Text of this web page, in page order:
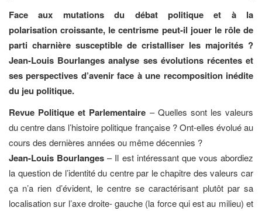
Face aux mutations du débat politique et à la
polarisation croissante, le centrisme peut-il jouer le rôle de
parti charnière susceptible de cristalliser les majorités ?
Jean-Louis Bourlanges analyse ses évolutions récentes et
ses perspectives d’avenir face à une recomposition inédite
du jeu politique.
Revue Politique et Parlementaire – Quelles sont les valeurs
du centre dans l’histoire politique française ? Ont-elles évolué au
cours des dernières années ou même décennies ?
Jean-Louis Bourlanges – Il est intéressant que vous abordiez
la question de l’identité du centre par le chapitre des valeurs car
ça n’a rien d’évident, le centre se caractérisant plutôt par sa
localisation sur l’axe droite- gauche (la force qui est au milieu) et